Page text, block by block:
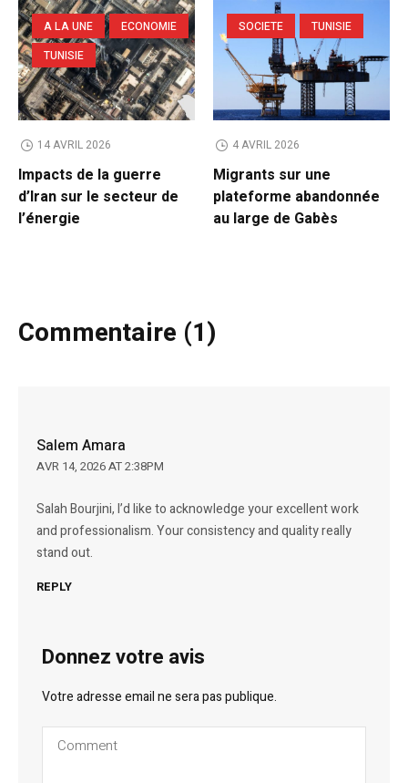
A LA UNE
ECONOMIE
TUNISIE
14 AVRIL 2026
Impacts de la guerre
d’Iran sur le secteur de
l’énergie
SOCIETE TUNISIE
4 AVRIL 2026
Migrants sur une
plateforme abandonnée
au large de Gabès
Commentaire (1)
Salem Amara
AVR 14, 2026 AT 2:38PM
Salah Bourjini, I’d like to acknowledge your excellent work
and professionalism. Your consistency and quality really
stand out.
REPLY
Donnez votre avis
Votre adresse email ne sera pas publique.